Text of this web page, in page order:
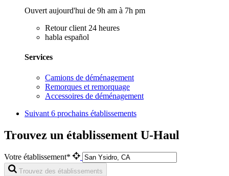
Ouvert aujourd'hui de 9h am à 7h pm
Retour client 24 heures
habla español
Services
Camions de déménagement
Remorques et remorquage
Accessoires de déménagement
Suivant 6 prochains établissements
Trouvez un établissement U-Haul
Votre établissement*
Trouvez des établissements